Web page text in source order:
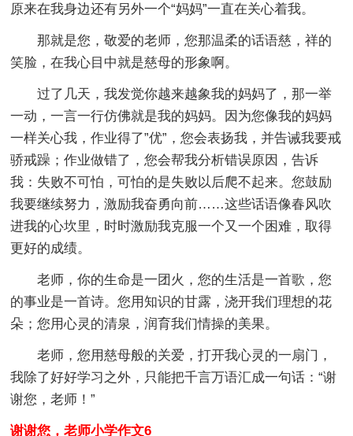
原来在我身边还有另外一个“妈妈”一直在关心着我。
那就是您，敬爱的老师，您那温柔的话语慈，祥的
笑脸，在我心目中就是慈母的形象啊。
过了几天，我发觉你越来越象我的妈妈了，那一举
一动，一言一行仿佛就是我的妈妈。因为您像我的妈妈
一样关心我，作业得了”优”，您会表扬我，并告诫我要戒
骄戒躁；作业做错了，您会帮我分析错误原因，告诉
我：失败不可怕，可怕的是失败以后爬不起来。您鼓励
我要继续努力，激励我奋勇向前……这些话语像春风吹
进我的心坎里，时时激励我克服一个又一个困难，取得
更好的成绩。
老师，你的生命是一团火，您的生活是一首歌，您
的事业是一首诗。您用知识的甘露，浇开我们理想的花
朵；您用心灵的清泉，润育我们情操的美果。
老师，您用慈母般的关爱，打开我心灵的一扇门，
我除了好好学习之外，只能把千言万语汇成一句话：“谢
谢您，老师！”
谢谢您，老师小学作文6